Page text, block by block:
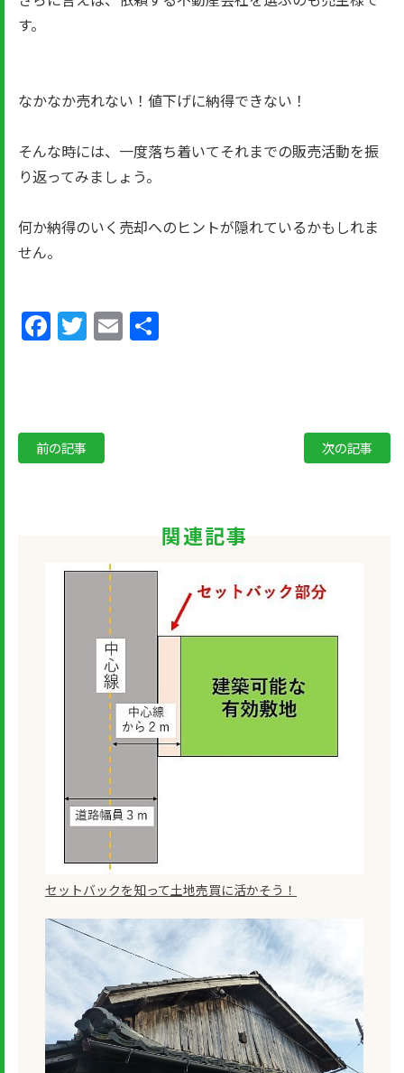
す。
なかなか売れない！値下げに納得できない！
そんな時には、一度落ち着いてそれまでの販売活動を振
り返ってみましょう。
何か納得のいく売却へのヒントが隠れているかもしれま
せん。
Facebook
Twitter
Email
前の記事 次の記事
関連記事
セットバックを知って土地売買に活かそう！